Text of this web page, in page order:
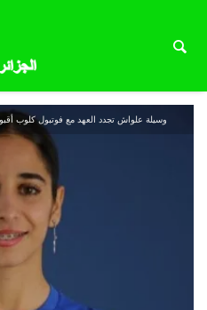
وسيلة علواش تجدد العهد مع فوتبول كلوب